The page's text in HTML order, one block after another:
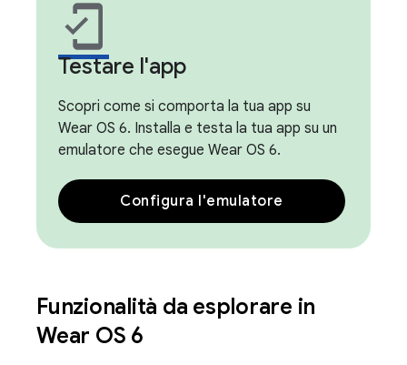
mobile_friendly
Testare l'app
Scopri come si comporta la tua app su
Wear OS 6. Installa e testa la tua app su un
emulatore che esegue Wear OS 6.
Configura l'emulatore
Funzionalità da esplorare in
Wear OS 6